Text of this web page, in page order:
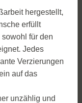
hergestellt,
erfüllt
für den
Jedes
Verzierungen
auf das
unzählig und